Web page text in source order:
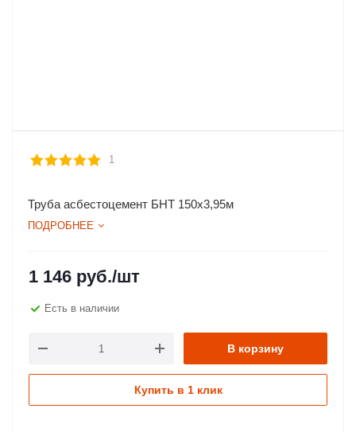
1
Труба асбестоцемент БНТ 150х3,95м
ПОДРОБНЕЕ
1 146 руб./шт
Есть в наличии
В корзину
Купить в 1 клик